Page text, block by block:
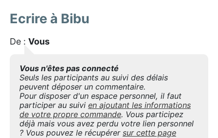
Ecrire à Bibu
De : Vous
Vous n'êtes pas connecté
Seuls les participants au suivi des délais
peuvent déposer un commentaire.
Pour disposer d'un espace personnel, il faut
participer au suivi en ajoutant les informations
de votre propre commande. Vous participez
déjà mais vous avez perdu votre lien personnel
? Vous pouvez le récupérer sur cette page